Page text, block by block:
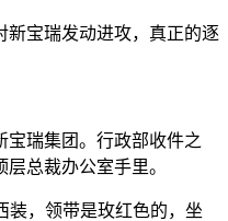
新宝瑞发动进攻，真正的逐
宝瑞集团。行政部收件之
总裁办公室手里。
装，领带是玫红色的，坐